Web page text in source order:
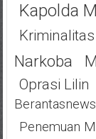
Kapolda
Kriminalitas
Narkoba
Oprasi Lilin
Penemuan